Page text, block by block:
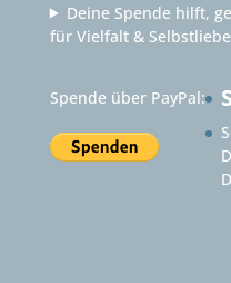
Deine Spende hilft,
für Vielfalt &
Spende über PayPal: